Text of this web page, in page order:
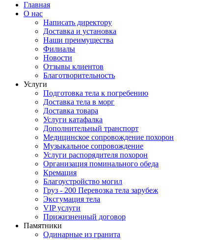
Главная
О нас
Написать директору
Доставка и установка
Наши преимущества
Филиалы
Новости
Отзывы клиентов
Благотворительность
Услуги
Подготовка тела к погребению
Доставка тела в морг
Доставка товара
Услуги катафалка
Дополнительный транспорт
Медицинское сопровождение похорон
Музыкальное сопровождение
Услуги распорядителя похорон
Организация поминального обеда
Кремация
Благоустройство могил
Груз - 200 Перевозка тела зарубеж
Эксгумация тела
VIP услуги
Прижизненный договор
Памятники
Одинарные из гранита